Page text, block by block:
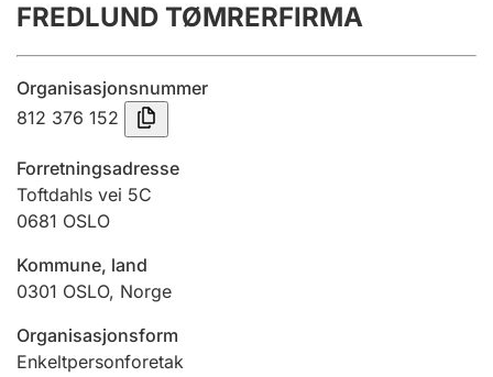
Årsregnskap
Innsending og forsinkelsesgebyr
Tinglysing
Jeger
Ektepaktveileder
FREDLUND TØMRERFIRMA
Organisasjonsnummer
812 376 152
Forretningsadresse
Toftdahls vei 5C
0681 OSLO
Kommune, land
0301 OSLO, Norge
Organisasjonsform
Enkeltpersonforetak